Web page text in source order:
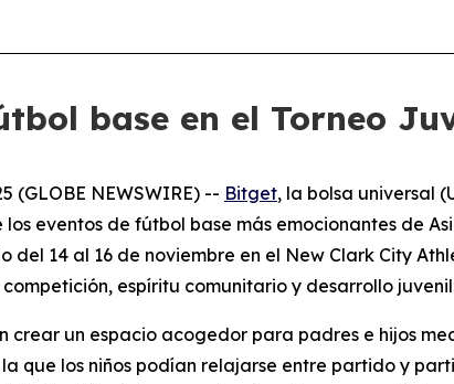
base en el Torneo
(GLOBE NEWSWIRE) -- Bitget, la bolsa universal
los eventos de fútbol base más emocionantes de
del 14 al 16 de noviembre en el New Clark City
espíritu comunitario y desarrollo
crear un espacio acogedor para padres e hijos
que los niños podían relajarse entre partido y